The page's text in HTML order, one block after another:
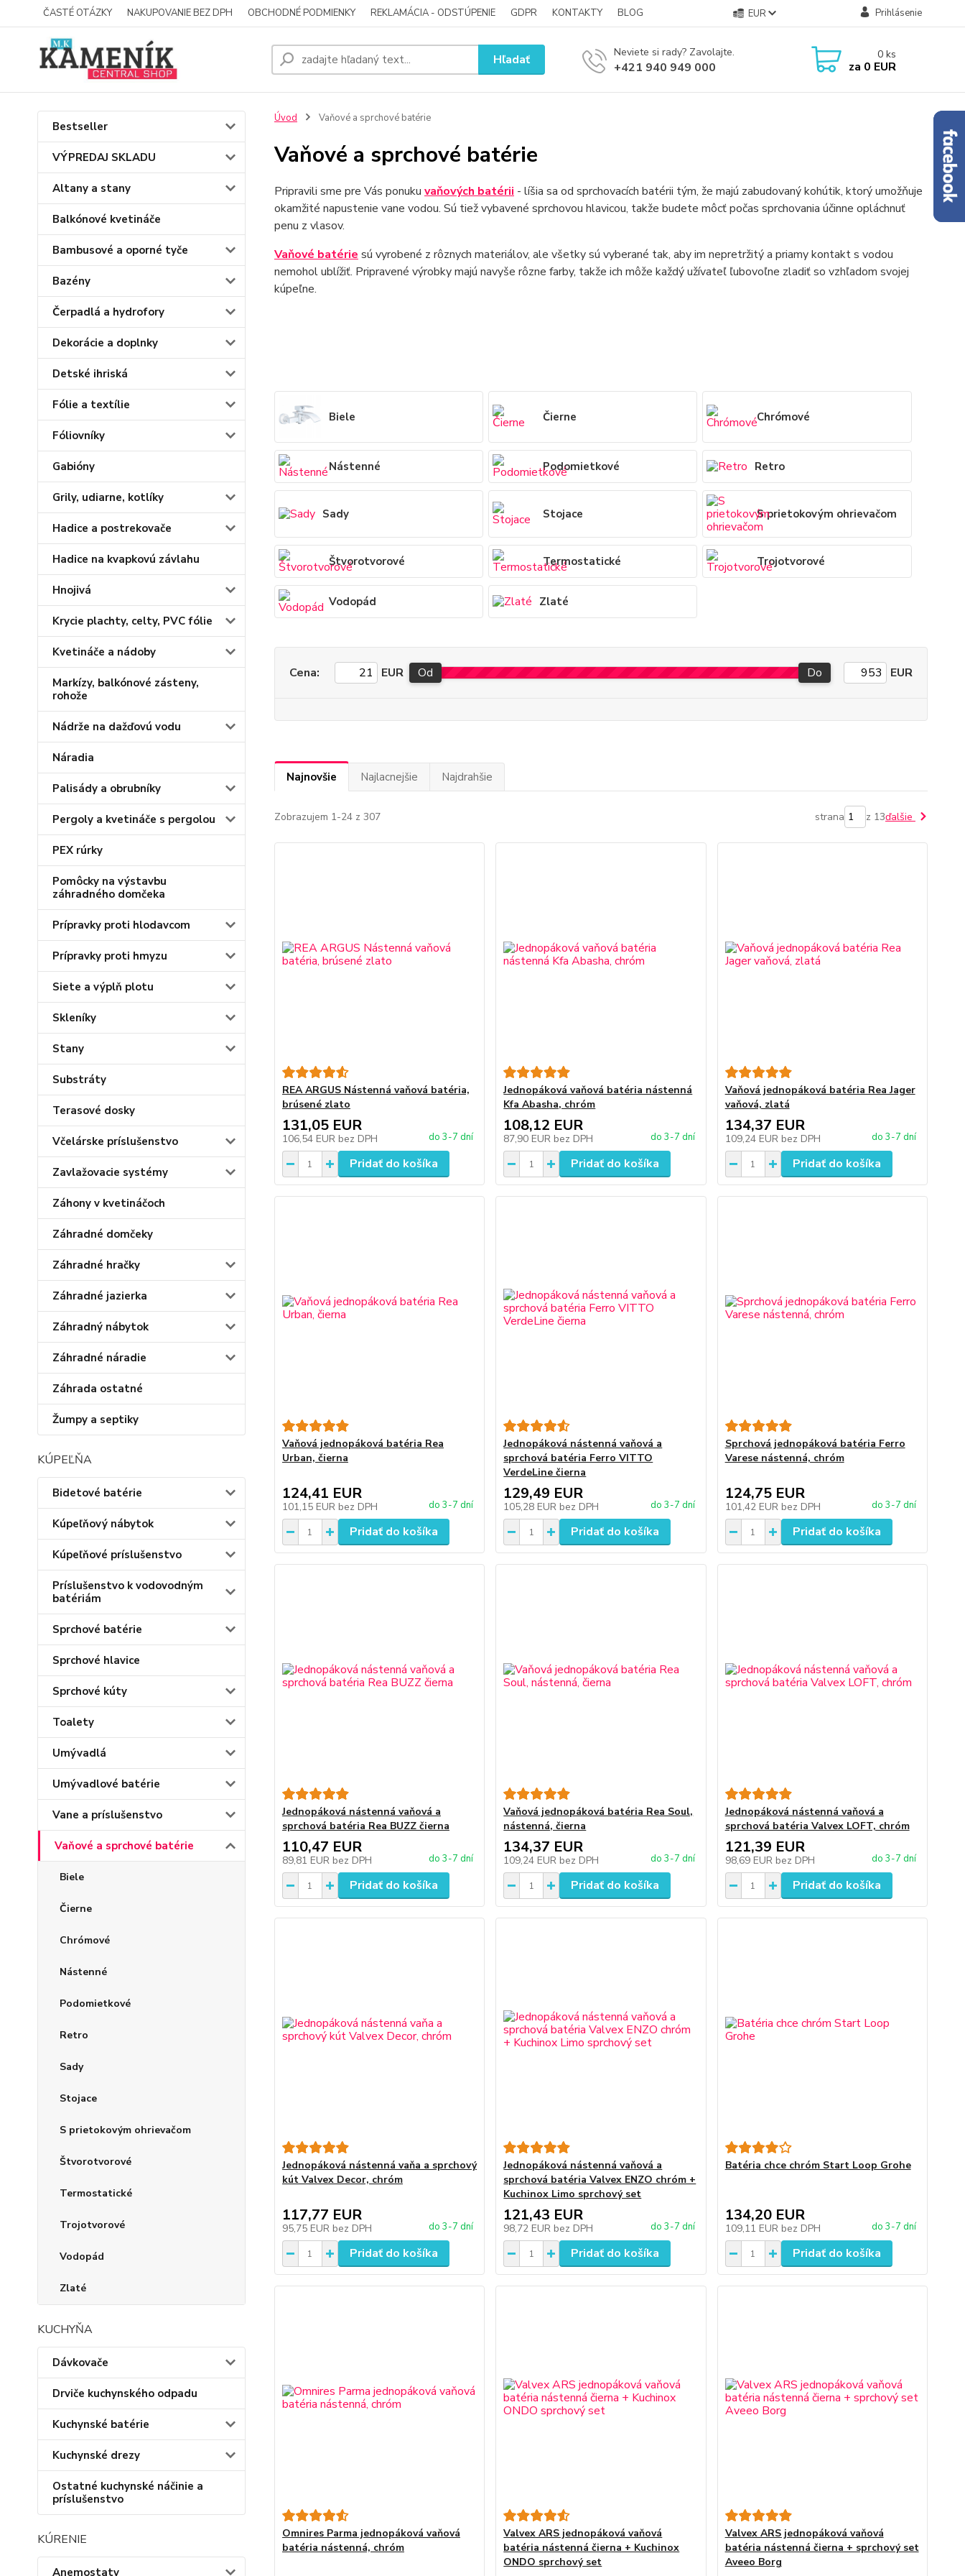
ČASTÉ OTÁZKY NAKUPOVANIE BEZ DPH OBCHODNÉ PODMIENKY REKLAMÁCIA - ODSTÚPENIE GDPR KONTAKTY BLOG EUR Prihlásenie
Hľadať Neviete si rady? Zavolajte.
+421 940 949 000
0 ks
za 0 EUR
Bestseller
VÝPREDAJ SKLADU
Altany a stany
Balkónové kvetináče
Bambusové a oporné tyče
Bazény
Čerpadlá a hydrofory
Dekorácie a doplnky
Detské ihriská
Fólie a textílie
Fóliovníky
Gabióny
Grily, udiarne, kotlíky
Hadice a postrekovače
Hadice na kvapkovú závlahu
Hnojivá
Krycie plachty, celty, PVC fólie
Kvetináče a nádoby
Markízy, balkónové zásteny,
rohože
Nádrže na dažďovú vodu
Náradia
Palisády a obrubníky
Pergoly a kvetináče s pergolou
PEX rúrky
Pomôcky na výstavbu
záhradného domčeka
Prípravky proti hlodavcom
Prípravky proti hmyzu
Siete a výplň plotu
Skleníky
Stany
Substráty
Terasové dosky
Včelárske príslušenstvo
Zavlažovacie systémy
Záhony v kvetináčoch
Záhradné domčeky
Záhradné hračky
Záhradné jazierka
Záhradný nábytok
Záhradné náradie
Záhrada ostatné
Žumpy a septiky
KÚPEĽŇA
Bidetové batérie
Kúpeľňový nábytok
Kúpeľňové príslušenstvo
Príslušenstvo k vodovodným
batériám
Sprchové batérie
Sprchové hlavice
Sprchové kúty
Toalety
Umývadlá
Umývadlové batérie
Vane a príslušenstvo
Vaňové a sprchové batérie
Biele
Čierne
Chrómové
Nástenné
Podomietkové
Retro
Sady
Stojace
S prietokovým ohrievačom
Štvorotvorové
Termostatické
Trojotvorové
Vodopád
Zlaté
KUCHYŇA
Dávkovače
Drviče kuchynského odpadu
Kuchynské batérie
Kuchynské drezy
Ostatné kuchynské náčinie a
príslušenstvo
KÚRENIE
Anemostaty
Úvod Vaňové a sprchové batérie
Vaňové a sprchové batérie
Pripravili sme pre Vás ponuku vaňových batérii - líšia sa od sprchovacích batérii tým, že majú zabudovaný kohútik, ktorý umožňuje
okamžité napustenie vane vodou. Sú tiež vybavené sprchovou hlavicou, takže budete môcť počas sprchovania účinne opláchnuť
penu z vlasov.
Vaňové batérie sú vyrobené z rôznych materiálov, ale všetky sú vyberané tak, aby im nepretržitý a priamy kontakt s vodou
nemohol ublížiť. Pripravené výrobky majú navyše rôzne farby, takže ich môže každý užívateľ ľubovoľne zladiť so vzhľadom svojej
kúpeľne.
Biele Čierne Chrómové
Nástenné Podomietkové Retro
Sady Stojace S prietokovým ohrievačom
Štvorotvorové Termostatické Trojotvorové
Vodopád Zlaté
Cena: EUR Od Do EUR
Najnovšie Najlacnejšie Najdrahšie
Zobrazujem 1-24 z 307 strana z 13ďalšie
REA ARGUS Nástenná vaňová batéria,
brúsené zlato
131,05 EUR
106,54 EUR bez DPH do 3-7 dní
Pridať do košíka
Jednopáková vaňová batéria nástenná
Kfa Abasha, chróm
108,12 EUR
87,90 EUR bez DPH do 3-7 dní
Pridať do košíka
Vaňová jednopáková batéria Rea Jager
vaňová, zlatá
134,37 EUR
109,24 EUR bez DPH do 3-7 dní
Pridať do košíka
Vaňová jednopáková batéria Rea
Urban, čierna
124,41 EUR
101,15 EUR bez DPH do 3-7 dní
Pridať do košíka
Jednopáková nástenná vaňová a
sprchová batéria Ferro VITTO
VerdeLine čierna
129,49 EUR
105,28 EUR bez DPH do 3-7 dní
Pridať do košíka
Sprchová jednopáková batéria Ferro
Varese nástenná, chróm
124,75 EUR
101,42 EUR bez DPH do 3-7 dní
Pridať do košíka
Jednopáková nástenná vaňová a
sprchová batéria Rea BUZZ čierna
110,47 EUR
89,81 EUR bez DPH do 3-7 dní
Pridať do košíka
Vaňová jednopáková batéria Rea Soul,
nástenná, čierna
134,37 EUR
109,24 EUR bez DPH do 3-7 dní
Pridať do košíka
Jednopáková nástenná vaňová a
sprchová batéria Valvex LOFT, chróm
121,39 EUR
98,69 EUR bez DPH do 3-7 dní
Pridať do košíka
Jednopáková nástenná vaňa a sprchový
kút Valvex Decor, chróm
117,77 EUR
95,75 EUR bez DPH do 3-7 dní
Pridať do košíka
Jednopáková nástenná vaňová a
sprchová batéria Valvex ENZO chróm +
Kuchinox Limo sprchový set
121,43 EUR
98,72 EUR bez DPH do 3-7 dní
Pridať do košíka
Batéria chce chróm Start Loop Grohe
134,20 EUR
109,11 EUR bez DPH do 3-7 dní
Pridať do košíka
Omnires Parma jednopáková vaňová
batéria nástenná, chróm
Valvex ARS jednopáková vaňová
batéria nástenná čierna + Kuchinox
ONDO sprchový set
Valvex ARS jednopáková vaňová
batéria nástenná čierna + sprchový set
Aveeo Borg